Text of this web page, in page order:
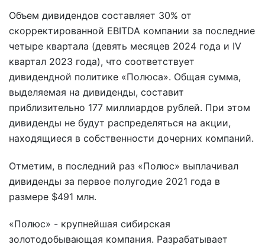
Объем дивидендов составляет 30% от
скорректированной EBITDA компании за последние
четыре квартала (девять месяцев 2024 года и IV
квартал 2023 года), что соответствует
дивидендной политике «Полюса». Общая сумма,
выделяемая на дивиденды, составит
приблизительно 177 миллиардов рублей. При этом
дивиденды не будут распределяться на акции,
находящиеся в собственности дочерних компаний.
Отметим, в последний раз «Полюс» выплачивал
дивиденды за первое полугодие 2021 года в
размере $491 млн.
«Полюс» - крупнейшая сибирская
золотодобывающая компания. Разрабатывает